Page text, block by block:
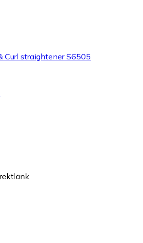
Curl straightener S6505